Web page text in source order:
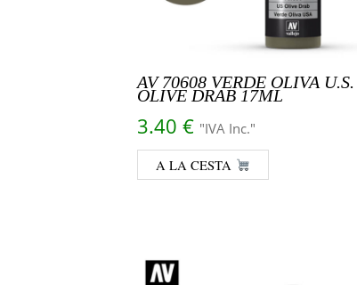
AV 70608 VERDE OLIVA U.S.
OLIVE DRAB 17ML
3.40 € "IVA Inc."
A LA CESTA